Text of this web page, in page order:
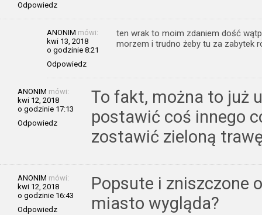
Odpowiedz
ANONIM mówi:
kwi 13, 2018
o godzinie 8:21
Odpowiedz
ten wrak to moim zdaniem dość
morzem i trudno żeby tu za zabytek
ANONIM mówi:
kwi 12, 2018
o godzinie 17:13
Odpowiedz
To fakt, można to już
postawić coś innego
zostawić zieloną
ANONIM mówi:
kwi 12, 2018
o godzinie 16:43
Odpowiedz
Popsute i zniszczone
miasto wygląda?